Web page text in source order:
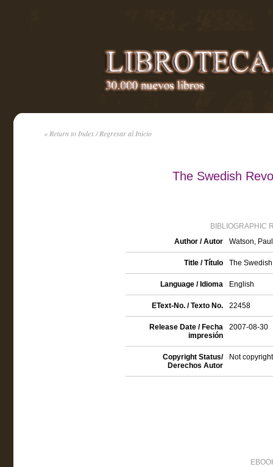
« Return to Index / Regresar al Inicio
The Swedish
BIBLIOGRAPHIC
Author / Autor
Watson,
Title / Título The
Language / Idioma English
EText-No. / Texto No. 22458
Release Date / Fecha
impresión
2007-08-30
Copyright Status/
Derechos Autor
Not